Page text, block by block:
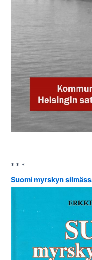
* * *
Suomi myrskyn